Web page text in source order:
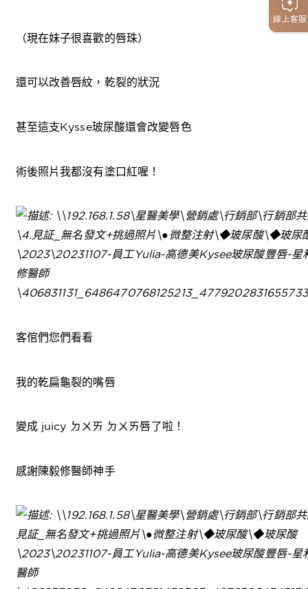
線上客服
（現在妹子很喜歡的唇珠）
還可以改善唇紋，乾裂的狀況
甚至這支Kysse玻尿酸還會改變唇色
術後照片我都沒有塗口紅喔！
客倌們您們看看
我的乾扁龜裂的嘴唇
變成 juicy ㄉㄨㄞ ㄉㄨㄞ唇了啦！
感謝陳毅修醫師神手